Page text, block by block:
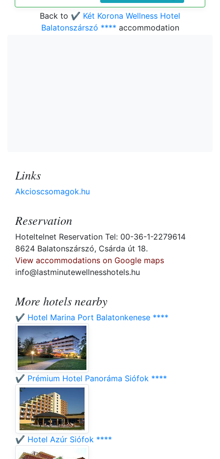
Back to ✔️ Két Korona Wellness Hotel
Balatonszárszó **** accommodation
Links
Akcioscsomagok.hu
Reservation
Hoteltelnet Reservation Tel: 00-36-1-2279614
8624 Balatonszárszó, Csárda út 18.
View accommodations on Google maps
info@lastminutewellnesshotels.hu
More hotels nearby
✔️ Hotel Marina Port Balatonkenese ****
✔️ Prémium Hotel Panoráma Siófok ****
✔️ Hotel Azúr Siófok ****